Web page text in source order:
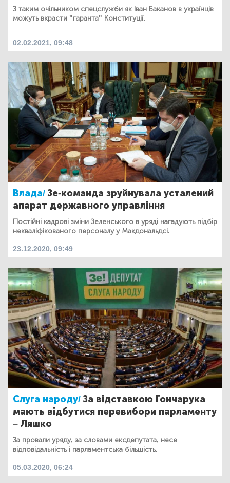
З таким очільником спецслужби як Іван Баканов в українців
можуть вкрасти "гаранта" Конституції.
02.02.2021, 09:48
Влада/Зе-команда зруйнувала усталений
апарат державного управління
Постійні кадрові зміни Зеленського в уряді нагадують підбір
некваліфікованого персоналу у Макдональдсі.
23.12.2020, 09:49
Слуга народу/За відставкою Гончарука
мають відбутися перевибори парламенту
– Ляшко
За провали уряду, за словами ексдепутата, несе
відповідальність і парламентська більшість.
05.03.2020, 06:24